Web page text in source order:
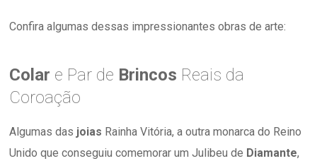
Confira algumas dessas impressionantes obras de arte:
Colar e Par de Brincos Reais da
Coroação
Algumas das joias Rainha Vitória, a outra monarca do Reino
Unido que conseguiu comemorar um Julibeu de Diamante,